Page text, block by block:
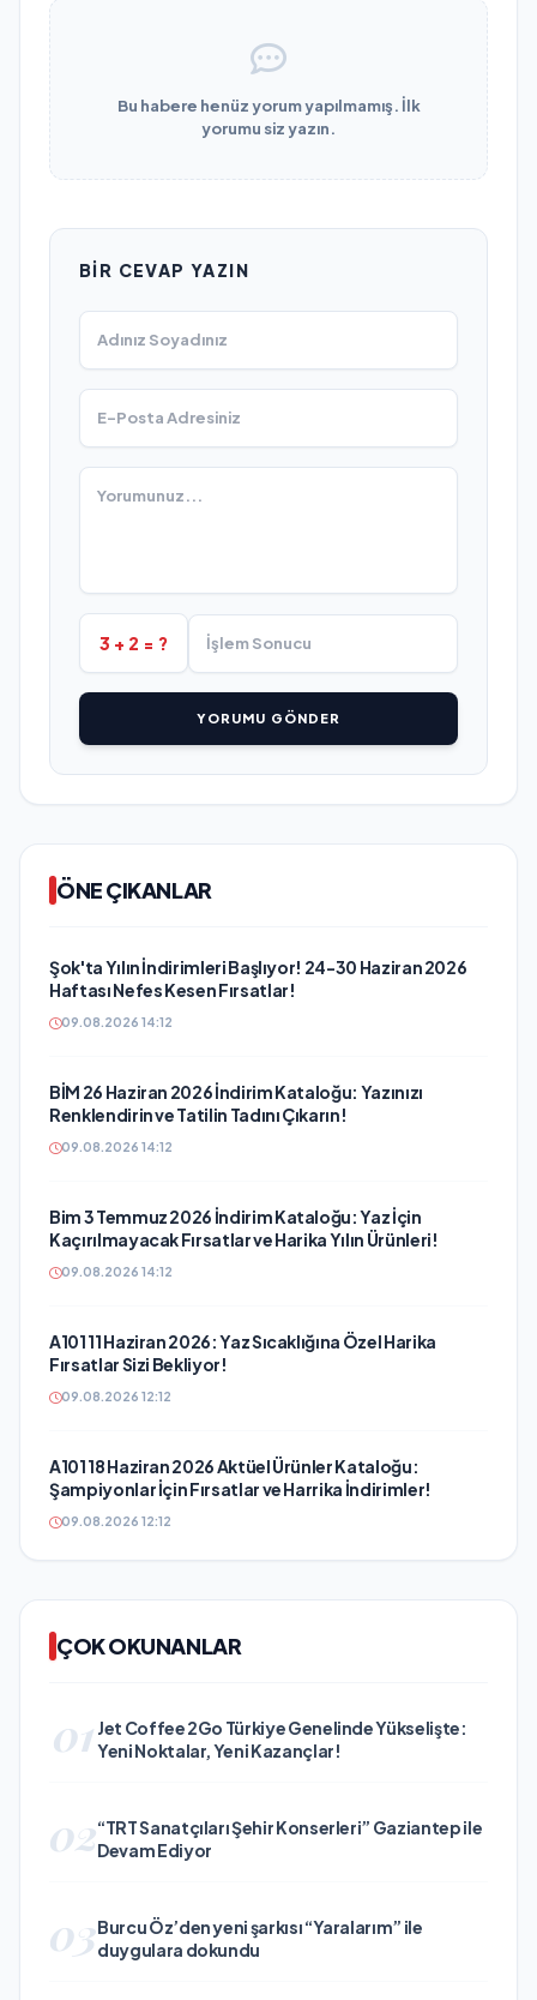
Bu habere henüz yorum yapılmamış. İlk
yorumu siz yazın.
BIR CEVAP YAZIN
3 + 2 = ?
YORUMU GÖNDER
ÖNE ÇIKANLAR
Şok'ta Yılın İndirimleri Başlıyor! 24-30 Haziran 2026
Haftası Nefes Kesen Fırsatlar!
09.08.2026 14:12
BİM 26 Haziran 2026 İndirim Kataloğu: Yazınızı
Renklendirin ve Tatilin Tadını Çıkarın!
09.08.2026 14:12
Bim 3 Temmuz 2026 İndirim Kataloğu: Yaz İçin
Kaçırılmayacak Fırsatlar ve Harika Yılın Ürünleri!
09.08.2026 14:12
A101 11 Haziran 2026: Yaz Sıcaklığına Özel Harika
Fırsatlar Sizi Bekliyor!
09.08.2026 12:12
A101 18 Haziran 2026 Aktüel Ürünler Kataloğu:
Şampiyonlar İçin Fırsatlar ve Harrika İndirimler!
09.08.2026 12:12
ÇOK OKUNANLAR
01 Jet Coffee 2Go Türkiye Genelinde Yükselişte:
Yeni Noktalar, Yeni Kazançlar!
02“TRT Sanatçıları Şehir Konserleri” Gaziantep ile
Devam Ediyor
03Burcu Öz’den yeni şarkısı “Yaralarım” ile
duygulara dokundu